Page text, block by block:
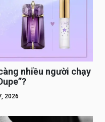
nhiều người chạy
2026